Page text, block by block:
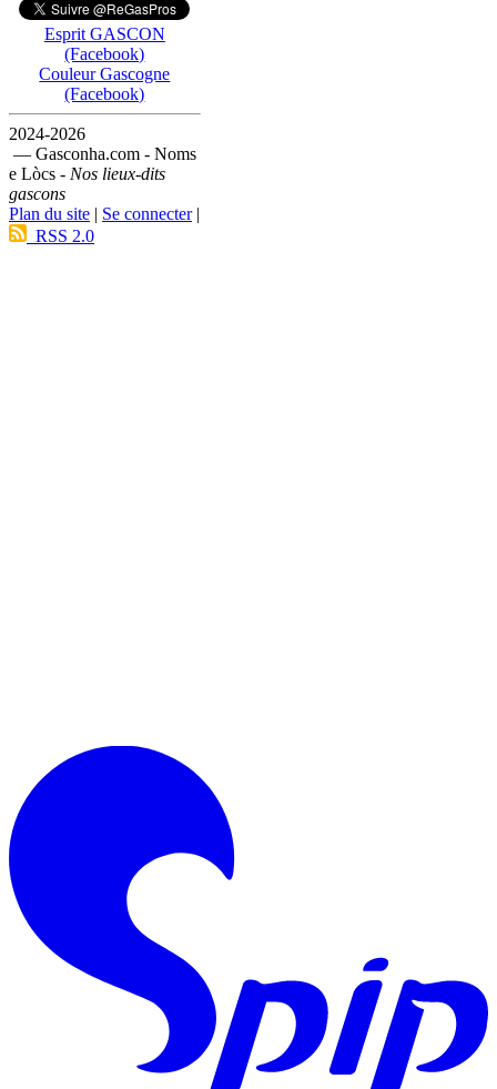
Esprit GASCON
(Facebook)
Couleur Gascogne
(Facebook)
2024-2026
— Gasconha.com - Noms
e Lòcs - Nos lieux-dits
gascons
Plan du site | Se connecter|
RSS 2.0